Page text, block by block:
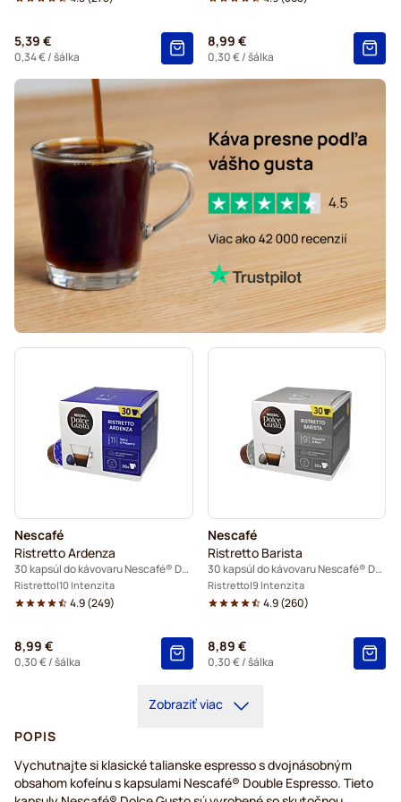
Starbucks® – kapsuly do kávovarov Dolce Gusto
Kaffekapslen – kapsuly do kávovarov Dolce Gusto
Starbucks® Grande – kapsuly do kávovarov Dolce Gusto
5,39 €
0,34 €/ šálka
8,99 €
0,30 €/ šálka
Nescafé
Ristretto Ardenza
30 kapsúl do kávovaru Nescafé® Dolce Gusto
Ristretto 10 Intenzita
4.9(249)
8,99 €
0,30 €/ šálka
Nescafé
Ristretto Barista
30 kapsúl do kávovaru Nescafé® Dolce Gusto
Ristretto 9 Intenzita
4.9(260)
8,89 €
0,30 €/ šálka
Zobraziť viac
POPIS
Vychutnajte si klasické talianske espresso s dvojnásobným
obsahom kofeínu s kapsulami Nescafé® Double Espresso. Tieto